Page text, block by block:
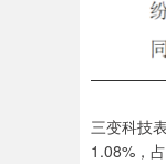
三变科技
1.08%，